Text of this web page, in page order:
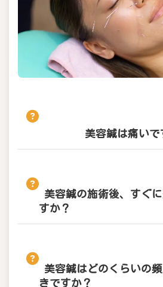
美容鍼は痛いで
美容鍼の施術後、すぐ
すか？
美容鍼はどのくらいの
きですか？